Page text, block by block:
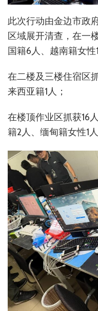
此次行动由金边市政
区域展开清查，在一
国籍6人、越南籍女性
在二楼及三楼住宿区
来西亚籍1人；
在楼顶作业区抓获16
籍2人、缅甸籍女性1